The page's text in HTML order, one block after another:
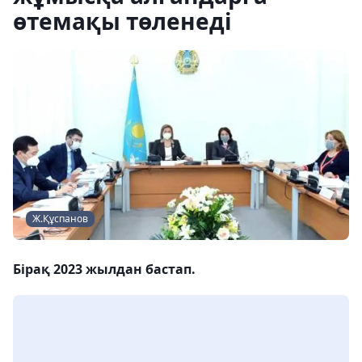
өтемақы төленеді
Ж.Құспанов
Бірақ 2023 жылдан бастап.